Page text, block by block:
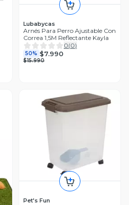
Lubabycas
Arnés Para Perro Ajustable Con
Correa 1,5M Reflectante Kayla
0(0)
50% $7.990
$15.990
Pet's Fun